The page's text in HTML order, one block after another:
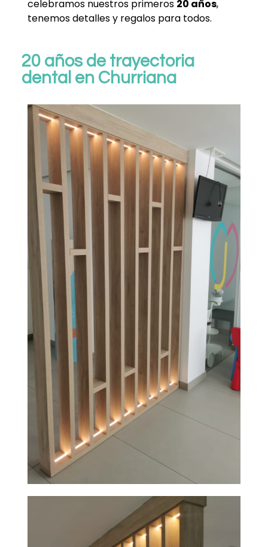
celebramos nuestros primeros 20 años,
tenemos detalles y regalos para todos.
20 años de trayectoria
dental en Churriana